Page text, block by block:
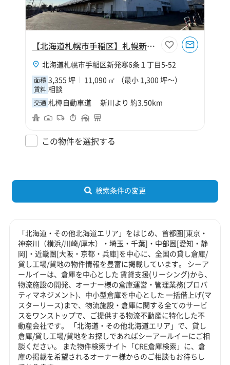
【北海道札幌市手稲区】札幌新発寒物流センター
北海道札幌市手稲区新発寒6条１丁目5-52
面積 3,355 坪 11,090 ㎡ （最小 1,300 坪～）
賃料 相談
交通 札樽自動車道 新川より 約3.50km
この物件を選択する
検索条件の変更
「北海道・その他北海道エリア」をはじめ、首都圏[東京・
神奈川（横浜/川崎/厚木）・埼玉・千葉]・中部圏[愛知・静
岡]・近畿圏[大阪・京都・兵庫]を中心に、全国の貸し倉庫/
貸し工場/貸地の物件情報を豊富に掲載しています。 シーア
ールイーは、倉庫を中心とした 賃貸支援(リーシング)から、
物流施設の開発、オーナー様の倉庫運営・管理業務(プロパ
ティマネジメント)、中小型倉庫を中心とした 一括借上げ(マ
スターリース)まで、物流施設・倉庫に関する全てのサービ
スをワンストップで、ご提供する物流不動産に特化した不
動産会社です。 「北海道・その他北海道エリア」で、貸し
倉庫/貸し工場/貸地をお探しであればシーアールイーにご相
談ください。 また物件検索サイト「CRE倉庫検索」に、倉
庫の掲載を希望されるオーナー様からのご相談もお待ちし